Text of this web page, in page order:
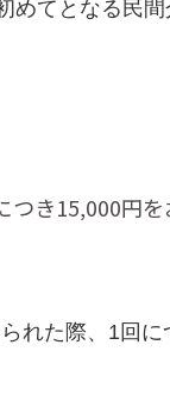
てとなる民
き15,000円
れた際、1回